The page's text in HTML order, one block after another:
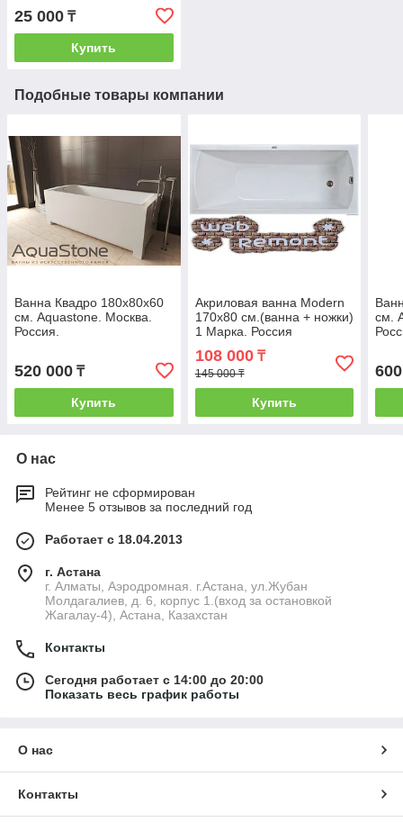
25 000 ₸
Купить
Подобные товары компании
Ванна Квадро 180х80х60
см. Aquastone. Москва.
Россия.
520 000 ₸
Купить
Акриловая ванна Modern
170х80 см.(ванна + ножки)
1 Марка. Россия
108 000₸
145 000 ₸
Купить
см.
О нас
Рейтинг не сформирован
Менее 5 отзывов за последний год
Работает с 18.04.2013
г. Астана
г. Алматы, Аэродромная. г.Астана, ул.Жубан
Молдагалиев, д. 6, корпус 1.(вход за остановкой
Жагалау-4), Астана, Казахстан
Контакты
Сегодня работает с 14:00 до 20:00
Показать весь график работы
О нас
Контакты